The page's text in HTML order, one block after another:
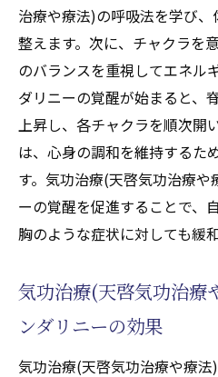
治療や療法)の呼吸法を学び
整えます。次に、チャクラを
のバランスを重視してエネル
ダリニーの覚醒が始まると、
上昇し、各チャクラを順次開
は、心身の調和を維持するた
す。気功治療(天啓気功治療
ーの覚醒を促進することで、
胸のような症状に対しても緩
気功治療(天啓気功治療
ンダリニーの効果
気功治療(天啓気功治療や療